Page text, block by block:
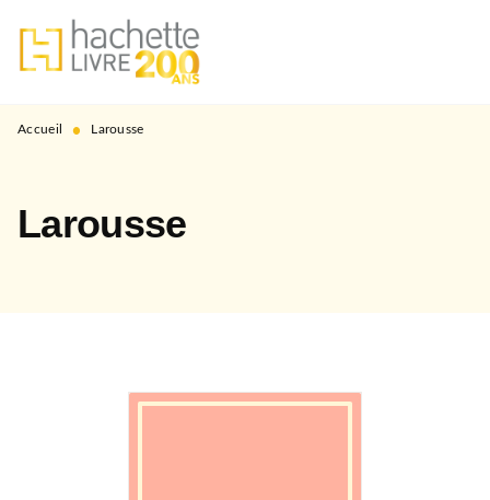
MENU RECHERCHE
PIED DE PAGE
Accueil • Larousse
Larousse